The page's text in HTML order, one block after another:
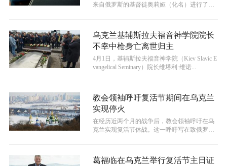
来自俄罗斯的基督徒奥莉娅（化名）进行了会
乌克兰基辅斯拉夫福音神学院院长
不幸中枪身亡离世归主
​4月1日，基辅斯拉夫福音神学院（Kiev Slavic E
vangelical Seminary）院长维塔利·维诺...
教会领袖呼吁复活节期间在乌克兰
实现停火
在经历近两个月的战争后，教会领袖呼吁在乌
克兰实现复活节休战。这一呼吁写在致俄罗斯
葛福临在乌克兰举行复活节主日证